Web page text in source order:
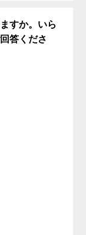
すか。いら
答くださ